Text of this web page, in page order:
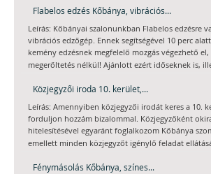
Flabelos edzés Kőbánya, vibrációs...
Leírás: Kőbányai szalonunkban Flabelos edzésre
vibrációs edzőgép. Ennek segítségével 10 perc
kemény edzésnek megfelelő mozgás végezhető
megerőltetés nélkül! Ajánlott ezért időseknek is,
Közjegyzői iroda 10. kerület,...
Leírás: Amennyiben közjegyzői irodát keres a 10.
forduljon hozzám bizalommal. Közjegyzőként
hitelesítésével egyaránt foglalkozom Kőbánya
emellett minden közjegyzőt igénylő feladat
Fénymásolás Kőbánya, színes...